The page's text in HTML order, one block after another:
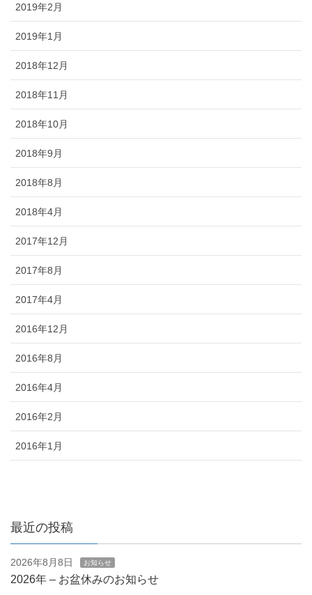
2019年2月
2019年1月
2018年12月
2018年11月
2018年10月
2018年9月
2018年8月
2018年4月
2017年12月
2017年8月
2017年4月
2016年12月
2016年8月
2016年4月
2016年2月
2016年1月
最近の投稿
2026年8月8日 お知らせ
2026年 – お盆休みのお知らせ